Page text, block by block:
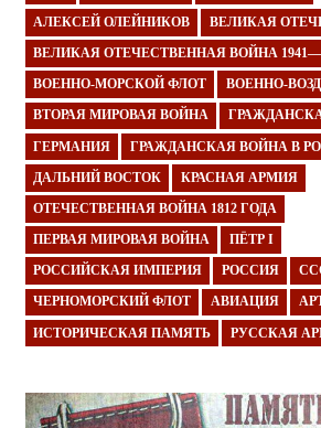
АЛЕКСЕЙ ОЛЕЙНИКОВ ВЕЛИКАЯ
ВЕЛИКАЯ ОТЕЧЕСТВЕННАЯ ВОЙНА
ВОЕННО-МОРСКОЙ ФЛОТ ВОЕННО-
ВТОРАЯ МИРОВАЯ ВОЙНА
ГЕРМАНИЯ ГРАЖДАНСКАЯ ВОЙНА В
ДАЛЬНИЙ ВОСТОК КРАСНАЯ АРМИЯ
ОТЕЧЕСТВЕННАЯ ВОЙНА 1812 ГОДА
ПЕРВАЯ МИРОВАЯ ВОЙНА ПЁТР I
РОССИЙСКАЯ ИМПЕРИЯ РОССИЯ
ЧЕРНОМОРСКИЙ ФЛОТ АВИАЦИЯ
ИСТОРИЧЕСКАЯ ПАМЯТЬ РУССКАЯ